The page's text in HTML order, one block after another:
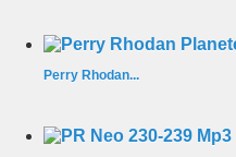
Perry Rhodan...